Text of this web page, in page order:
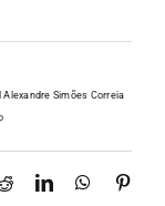
Simões Correia
RedditLinkedIn